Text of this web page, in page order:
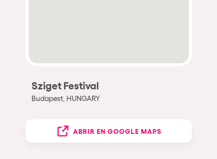
Sziget Festival
Budapest, HUNGARY
ABRIR EN GOOGLE MAPS